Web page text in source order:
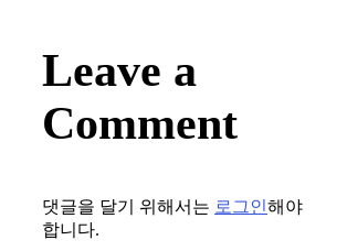
Leave a
Comment
댓글을 달기 위해서는 로그인해야
합니다.